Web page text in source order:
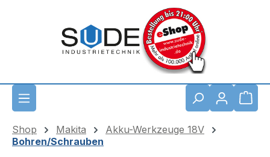
Shop Makita
Akku-Werkzeuge 18V
Bohren/Schrauben